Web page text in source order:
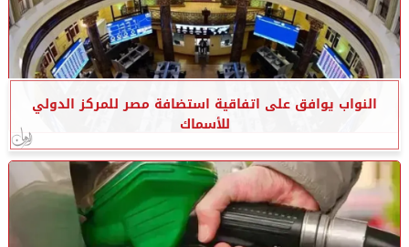
النواب يوافق على اتفاقية استضافة مصر للمركز الدولي
للأسماك